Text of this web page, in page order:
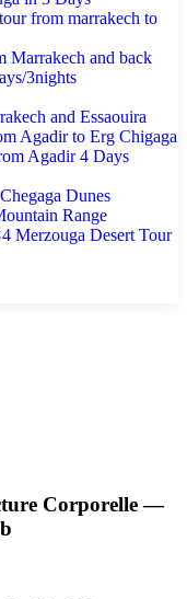
from marrakech to
Marrakech and back
3nights
and Essaouira
Agadir to Erg Chigaga
Agadir 4 Days
Dunes
Range
Merzouga Desert Tour
Corporelle —